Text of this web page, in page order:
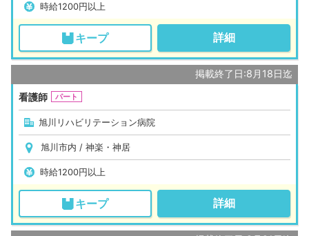
時給1200円以上
キープ 詳細
掲載終了日:8月18日迄
看護師
パート
旭川リハビリテーション病院
旭川市内 / 神楽・神居
時給1200円以上
キープ 詳細